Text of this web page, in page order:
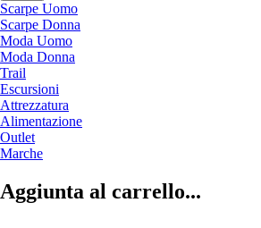
Scarpe Uomo
Scarpe Donna
Moda Uomo
Moda Donna
Trail
Escursioni
Attrezzatura
Alimentazione
Outlet
Marche
Aggiunta al carrello...